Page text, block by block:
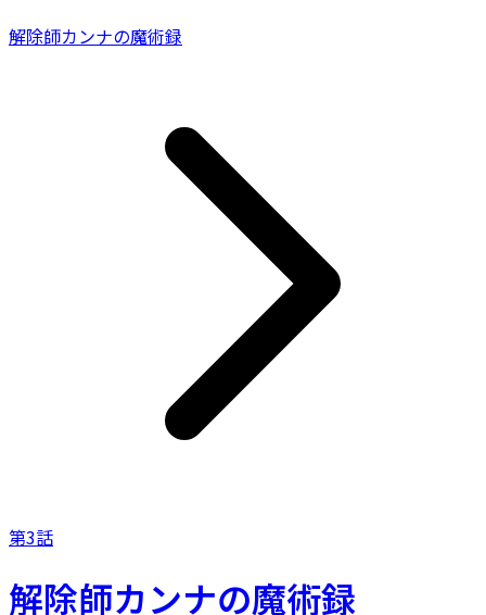
解除師カンナの魔術録
第3話
解除師カンナの魔術録